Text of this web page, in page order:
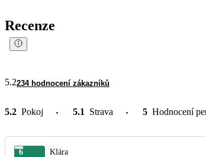
Recenze
5.2234 hodnocení zákazníků
5.2 Pokoj 5.1 Strava 5 Hodnocení
6 Klára